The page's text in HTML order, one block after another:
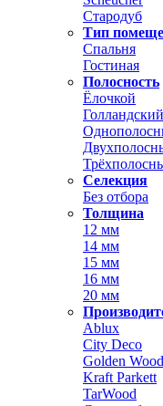
Стародуб
Тип
Спальня
Гостиная
Полосность
Ёлочкой
Голландский
Селекция
Без отбора
Толщина
12 мм
14 мм
15 мм
16 мм
20 мм
Ablux
City Deco
Golden Wood
Kraft Parkett
TarWood